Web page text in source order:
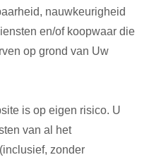
nauwkeurigheid
en/of koopwaar die
op grond van Uw
is op eigen risico. U
van al het
zonder